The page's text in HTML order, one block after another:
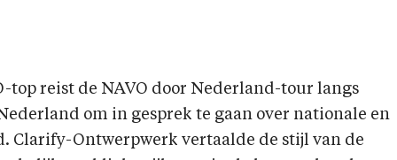
top reist de NAVO door Nederland-tour langs
om in gesprek te gaan over nationale en
Clarify-Ontwerpwerk vertaalde de stijl van de